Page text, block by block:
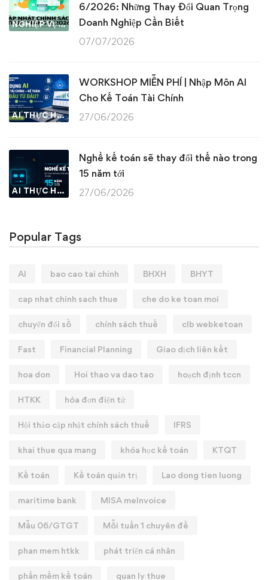
NGHIỆP VỤ KẾ TOÁN & THUẾ
6/2026: Những Thay Đổi Quan Trọng
Doanh Nghiệp Cần Biết
07/07/2026
AI THỰC HÀNH
WORKSHOP MIỄN PHÍ | Nhập Môn AI
Cho Kế Toán Tài Chính
27/06/2026
AI THỰC HÀNH
Nghề kế toán sẽ thay đổi thế nào trong
15 năm tới
27/06/2026
Popular Tags
AI bao cao tai chinh BHXH BHYT
cap nhat chinh sach thue che do ke toan moi
chuyển đổi số chính sách thuế clb webketoan
Fast Financial Planning Giao dịch liên kết
hoa don Hoi thao va dao tao hoạch định tccn
HTKK hóa đơn điện tử
Hội thảo cập nhật chính sách thuế IFRS
khai thue qua mang khóa học kế toán KTQT
Kế toán Kế toán quản trị Lao dong tien luong
maritime bank MISA meInvoice
Mẫu 06/GTGT Mỗi tuần 1 chuyên đề
phan mem htkk phát triển cá nhân
phần mềm kế toán quan ly thue